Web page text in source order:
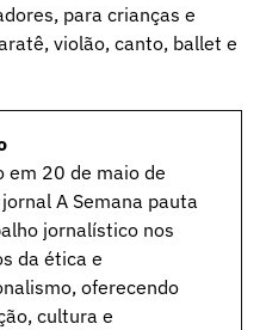
para crianças e
violão, canto, ballet e
em 20 de maio de
A Semana pauta
jornalístico nos
da ética e
oferecendo
cultura e